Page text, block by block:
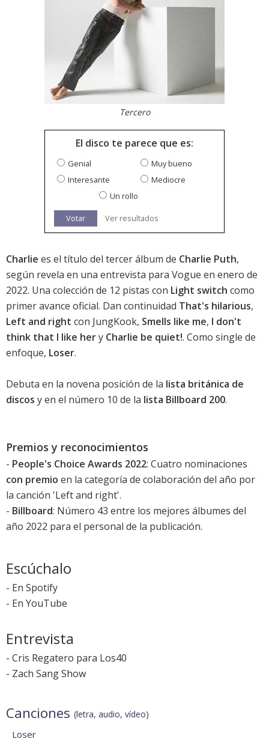
Tercero
El disco te parece que es:
Genial
Muy bueno
Interesante
Mediocre
Un rollo
Votar Ver resultados
Charlie es el título del tercer álbum de Charlie Puth,
según revela en una entrevista para Vogue en enero de
2022. Una colección de 12 pistas con Light switch como
primer avance oficial. Dan continuidad That's hilarious,
Left and right con JungKook, Smells like me, I don't
think that I like hery Charlie be quiet!. Como single de
enfoque, Loser.
Debuta en la novena posición de la lista británica de
discos y en el número 10 de la lista Billboard 200.
Premios y reconocimientos
- People's Choice Awards 2022: Cuatro nominaciones
con premio en la categoría de colaboración del año por
la canción 'Left and right'.
- Billboard: Número 43 entre los mejores álbumes del
año 2022 para el personal de la publicación.
Escúchalo
- En Spotify
- En YouTube
Entrevista
- Cris Regatero para Los40
- Zach Sang Show
Canciones (letra, audio, vídeo)
Loser